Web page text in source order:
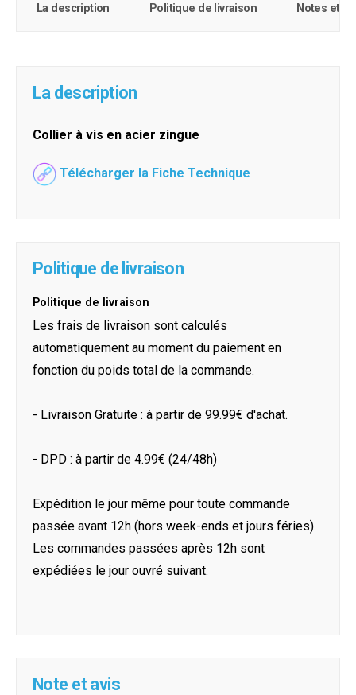
La description Politique de livraison Notes et
La description
Collier à vis en acier zingue
Télécharger la Fiche Technique
Politique de livraison
Politique de livraison
Les frais de livraison sont calculés
automatiquement au moment du paiement en
fonction du poids total de la commande.
- Livraison Gratuite : à partir de 99.99€ d'achat.
- DPD : à partir de 4.99€ (24/48h)
Expédition le jour même pour toute commande
passée avant 12h (hors week-ends et jours féries).
Les commandes passées après 12h sont
expédiées le jour ouvré suivant.
Note et avis